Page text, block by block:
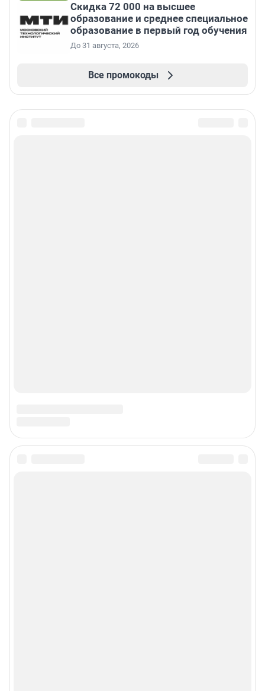
Скидка 72 000 на высшее
образование и среднее специальное
образование в первый год обучения
До 31 августа, 2026
Все промокоды